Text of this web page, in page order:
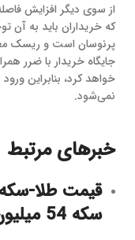
از سوی دیگر افزایش
که خریداران باید به آن
پرنوسان است و ریسک
جایگاه خریدار با ضرر
خواهد کرد، بنابراین
نمی‌شود.
خبرهای مرتبط
سکه 54 میلیون تومان شد